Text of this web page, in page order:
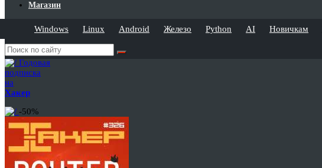
Магазин
Windows Linux Android Железо Python AI Новичкам
Годовая
подписка
на
Хакер
-50%